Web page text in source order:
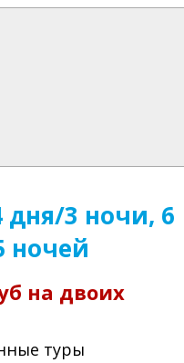
дня/3 ночи, 6
ночей
на двоих
туры